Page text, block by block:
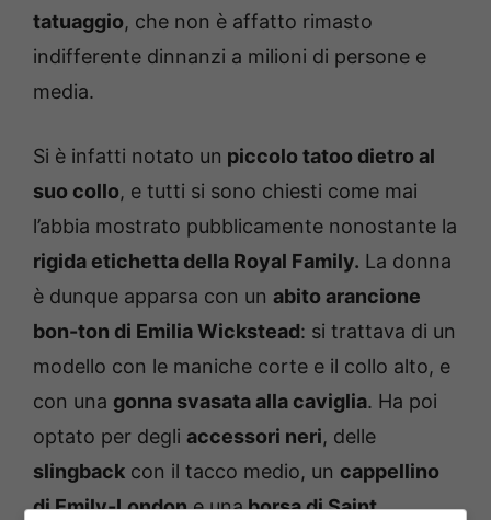
tatuaggio, che non è affatto rimasto
indifferente dinnanzi a milioni di persone e
media.
Si è infatti notato un piccolo tatoo dietro al
suo collo, e tutti si sono chiesti come mai
l’abbia mostrato pubblicamente nonostante la
rigida etichetta della Royal Family. La donna
è dunque apparsa con un abito arancione
bon-ton di Emilia Wickstead: si trattava di un
modello con le maniche corte e il collo alto, e
con una gonna svasata alla caviglia. Ha poi
optato per degli accessori neri, delle
slingback con il tacco medio, un cappellino
di Emily-Londone unaborsa di Saint